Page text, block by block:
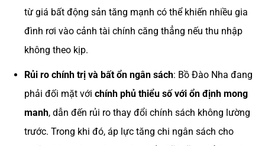
từ giá bất động sản tăng mạnh có thể khiến nhiều gia
đình rơi vào cảnh tài chính căng thẳng nếu thu nhập
không theo kịp.
Rủi ro chính trị và bất ổn ngân sách: Bồ Đào Nha đang
phải đối mặt với chính phủ thiểu số với ổn định mong
manh, dẫn đến rủi ro thay đổi chính sách không lường
trước. Trong khi đó, áp lực tăng chi ngân sách cho